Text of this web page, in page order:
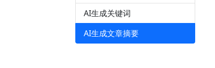
AI生成关键词
AI生成文章摘要